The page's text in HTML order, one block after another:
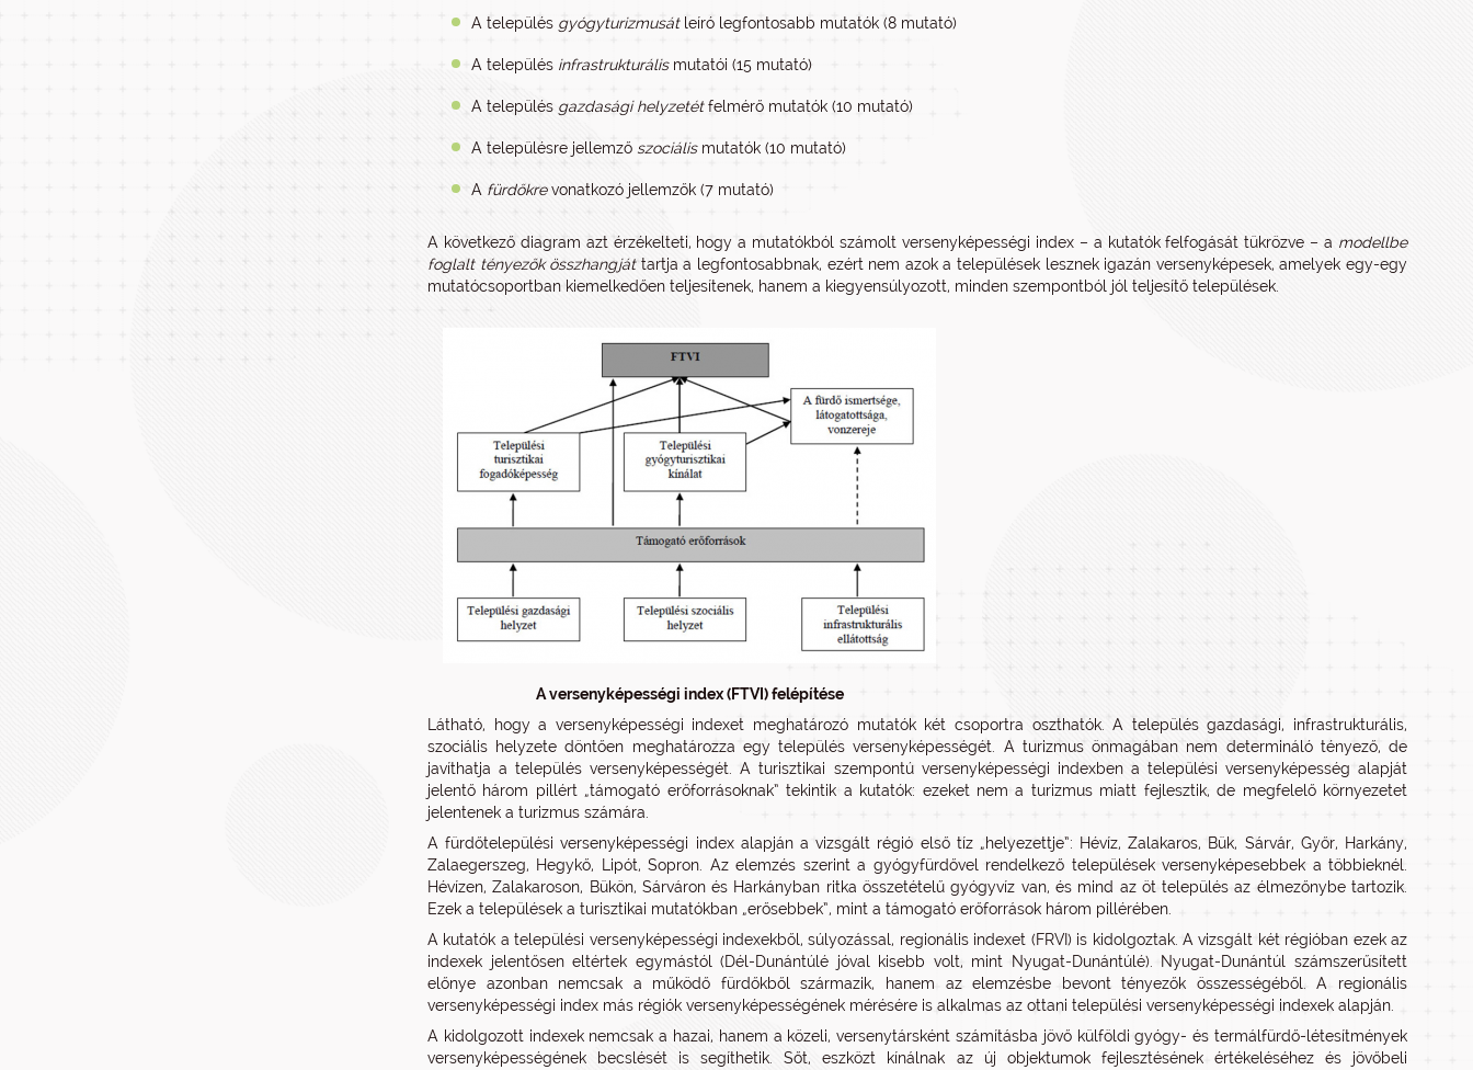
A település gyógyturizmusátleíró legfontosabb mutatók (8 mutató)
A település infrastrukturálismutatói (15 mutató)
A település gazdasági helyzetétfelmérő mutatók (10 mutató)
A településre jellemző szociálismutatók (10 mutató)
A fürdőkrevonatkozó jellemzők (7 mutató)
A következő diagram azt érzékelteti, hogy a mutatókból számolt versenyképességi index – a kutatók felfogását tükrözve – a modellbe
foglalt tényezők összhangjáttartja a legfontosabbnak, ezért nem azok a települések lesznek igazán versenyképesek, amelyek egy-egy
mutatócsoportban kiemelkedően teljesítenek, hanem a kiegyensúlyozott, minden szempontból jól teljesítő települések.
A versenyképességi index (FTVI) felépítése
Látható, hogy a versenyképességi indexet meghatározó mutatók két csoportra oszthatók. A település gazdasági, infrastrukturális,
szociális helyzete döntően meghatározza egy település versenyképességét. A turizmus önmagában nem determináló tényező, de
javíthatja a település versenyképességét. A turisztikai szempontú versenyképességi indexben a települési versenyképesség alapját
jelentő három pillért „támogató erőforrásoknak” tekintik a kutatók: ezeket nem a turizmus miatt fejlesztik, de megfelelő környezetet
jelentenek a turizmus számára.
A fürdőtelepülési versenyképességi index alapján a vizsgált régió első tíz „helyezettje”: Hévíz, Zalakaros, Bük, Sárvár, Győr, Harkány,
Zalaegerszeg, Hegykő, Lipót, Sopron. Az elemzés szerint a gyógyfürdővel rendelkező települések versenyképesebbek a többieknél.
Hévízen, Zalakaroson, Bükön, Sárváron és Harkányban ritka összetételű gyógyvíz van, és mind az öt település az élmezőnybe tartozik.
Ezek a települések a turisztikai mutatókban „erősebbek”, mint a támogató erőforrások három pillérében.
A kutatók a települési versenyképességi indexekből, súlyozással, regionális indexet (FRVI) is kidolgoztak. A vizsgált két régióban ezek az
indexek jelentősen eltértek egymástól (Dél-Dunántúlé jóval kisebb volt, mint Nyugat-Dunántúlé). Nyugat-Dunántúl számszerűsített
előnye azonban nemcsak a működő fürdőkből származik, hanem az elemzésbe bevont tényezők összességéből. A regionális
versenyképességi index más régiók versenyképességének mérésére is alkalmas az ottani települési versenyképességi indexek alapján.
A kidolgozott indexek nemcsak a hazai, hanem a közeli, versenytársként számításba jövő külföldi gyógy- és termálfürdő-létesítmények
versenyképességének becslését is segíthetik. Sőt, eszközt kínálnak az új objektumok fejlesztésének értékeléséhez és jövőbeli